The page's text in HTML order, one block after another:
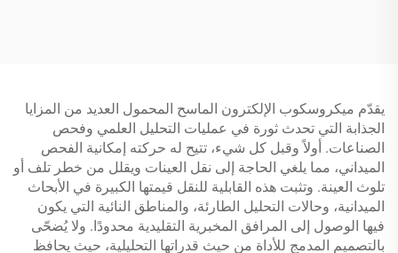
يقدّم ميكروسكوب الإلكترون الماسح المحمول العديد من المزايا
الجذابة التي تحدث ثورة في عمليات التحليل العلمي وفحص
الصناعات. أولاً وقبل كل شيء، تتيح له حركته إمكانية الفحص
الميداني، مما يلغي الحاجة إلى نقل العينات ويقلل من خطر تلف أو
تلوث العينة. وتثبت هذه القابلية للنقل قيمتها الكبيرة في الأبحاث
الميدانية، وحالات التحليل الطارئة، والمناطق النائية التي يكون
فيها الوصول إلى المرافق المخبرية التقليدية محدودًا. ولا يُضحّى
بالتصميم المدمج للأداة من حيث قدراتها التحليلية، حيث يحافظ